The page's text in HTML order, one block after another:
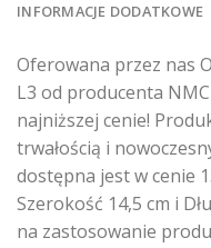
INFORMACJE DODATKOWE
Oferowana przez nas
L3 od producenta
najniższej cenie!
trwałością i
dostępna jest w cenie
Szerokość 14,5 cm i
na zastosowanie